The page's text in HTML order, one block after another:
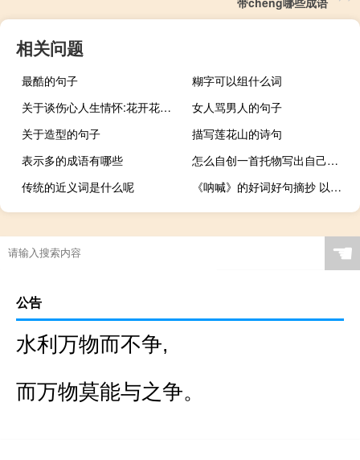
相关问题
最酷的句子
糊字可以组什么词
关于谈伤心人生情怀:花开花落人来人往
女人骂男人的句子
关于造型的句子
描写莲花山的诗句
表示多的成语有哪些
怎么自创一首托物写出自己的志向的诗
传统的近义词是什么呢
《呐喊》的好词好句摘抄 以及赏析，必须要赏析
☚
公告
水利万物而不争,
而万物莫能与之争。